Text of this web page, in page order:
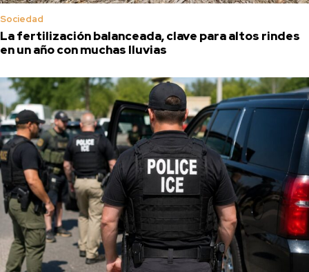
Sociedad
La fertilización balanceada, clave para altos rindes
en un año con muchas lluvias